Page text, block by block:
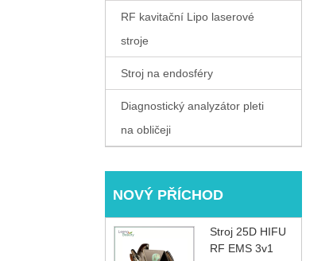
RF kavitační Lipo laserové
stroje
Stroj na endosféry
Diagnostický analyzátor pleti
na obličeji
NOVÝ PŘÍCHOD
Stroj 25D HIFU
RF EMS 3v1